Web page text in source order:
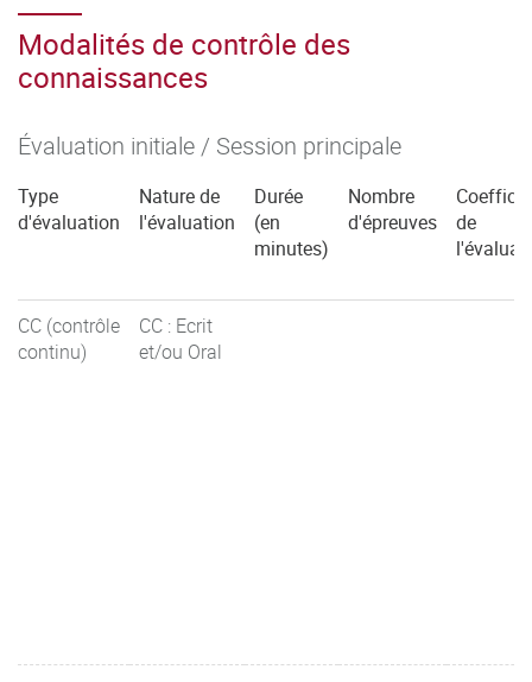
Modalités de contrôle des
connaissances
Évaluation initiale / Session principale
Type
d'évaluation
Nature de
l'évaluation
Durée
(en
minutes)
Nombre
d'épreuves
de
CC (contrôle
continu)
CC : Ecrit
et/ou Oral